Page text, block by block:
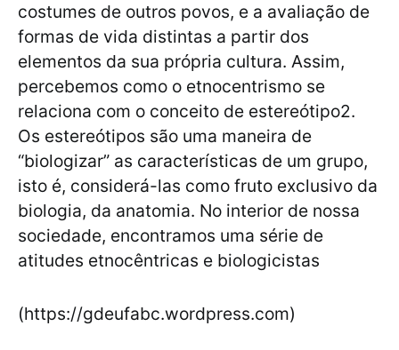
costumes de outros povos, e a avaliação de
formas de vida distintas a partir dos
elementos da sua própria cultura. Assim,
percebemos como o etnocentrismo se
relaciona com o conceito de estereótipo2.
Os estereótipos são uma maneira de
“biologizar” as características de um grupo,
isto é, considerá-las como fruto exclusivo da
biologia, da anatomia. No interior de nossa
sociedade, encontramos uma série de
atitudes etnocêntricas e biologicistas
(https://gdeufabc.wordpress.com)